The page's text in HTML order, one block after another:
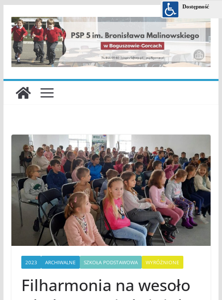
treści
2023 ARCHIWALNE SZKOŁA PODSTAWOWA WYRÓŻNIONE
Filharmonia na wesoło